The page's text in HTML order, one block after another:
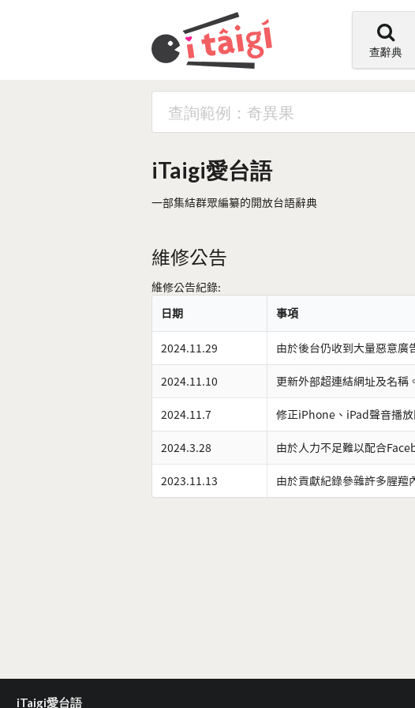
查辭典
iTaigi愛台語
一部集結群眾編纂的開放台語辭典
維修公告
維修公告紀錄:
日期
事項
2024.11.29 由於後台仍收到大量惡意廣
2024.11.10 更新外部超連結網址及名稱
2024.11.7 修正iPhone、iPad聲音播放
2024.3.28 由於人力不足難以配合
2023.11.13 由於貢獻紀錄參雜許多腥羶
iTaigi愛台語